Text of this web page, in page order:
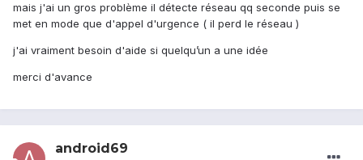
mais j'ai un gros problème il détecte réseau qq seconde puis se
met en mode que d'appel d'urgence ( il perd le réseau )
j'ai vraiment besoin d'aide si quelqu’un a une idée
merci d'avance
android69